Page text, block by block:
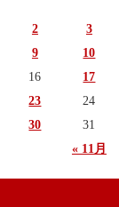
« 11月
2
3
9
10
16
17
23
24
30
31